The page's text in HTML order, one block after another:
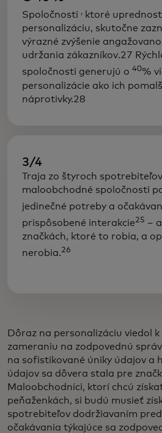
Spoločnosti , ktoré
personalizáciu, skutočne
výrazné zvýšenie
udržania zákazníkov.27
spoločnosti generujú o 40%
personalizácie ako ich
náprotivky.28
3/4
Traja zo štyroch
maloobchodné spoločnosti
jedinečné potreby a
prispôsobené interakcie25 –
značkách, ktoré to robia, a
nerobia.26
Dôraz na personalizáciu viedol k
zameraniu na zodpovednú
na sofistikované úniky údajov a
údajov sa dôvera stala pre
Maloobchodníci, ktorí chcú
peňaženkách, si budú musieť
spotrebiteľov dodržiavaním
očakávania týkajúce sa